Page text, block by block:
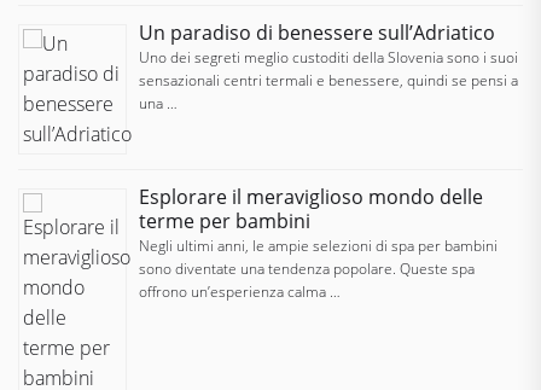
Un paradiso di benessere sull’Adriatico
Uno dei segreti meglio custoditi della Slovenia sono i suoi
sensazionali centri termali e benessere, quindi se pensi a
una …
Esplorare il meraviglioso mondo delle
terme per bambini
Negli ultimi anni, le ampie selezioni di spa per bambini
sono diventate una tendenza popolare. Queste spa
offrono un’esperienza calma …